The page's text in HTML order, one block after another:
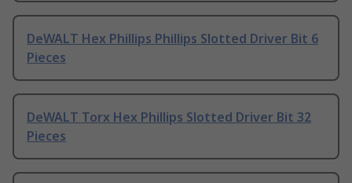
DeWALT Hex Phillips Phillips Slotted Driver Bit 6
Pieces
DeWALT Torx Hex Phillips Slotted Driver Bit 32
Pieces